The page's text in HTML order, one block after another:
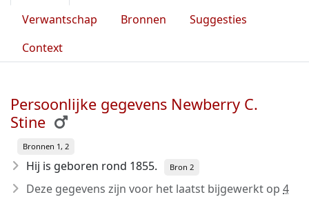
Verwantschap
Bronnen
Suggesties
Context
Persoonlijke gegevens Newberry C.
Stine
Bronnen 1, 2
Hij is geboren rond 1855. Bron 2
Deze gegevens zijn voor het laatst bijgewerkt op 4